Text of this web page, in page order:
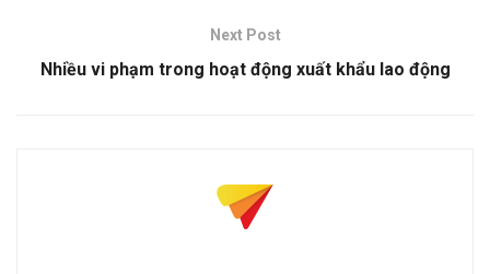
Next Post
Nhiều vi phạm trong hoạt động xuất khẩu lao động